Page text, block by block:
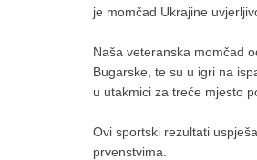
je momčad Ukrajine
Naša veteranska momčad
Bugarske, te su u igri na
u utakmici za treće mjesto
Ovi sportski rezultati
prvenstvima.